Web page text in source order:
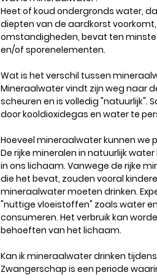
Heet of koud ondergronds water,
diepten van de aardkorst
omstandigheden, bevat ten
en/of sporenelementen.
Wat is het verschil tussen
Mineraalwater vindt zijn weg naar
scheuren en is volledig "natuurlijk".
door kooldioxidegas en water te
Hoeveel mineraalwater kunnen we
De rijke mineralen in natuurlijk
in ons lichaam. Vanwege de rijke
die het bevat, zouden vooral
mineraalwater moeten drinken.
"nuttige vloeistoffen" zoals water
consumeren. Het verbruik kan
behoeften van het lichaam.
Kan ik mineraalwater drinken
Zwangerschap is een periode